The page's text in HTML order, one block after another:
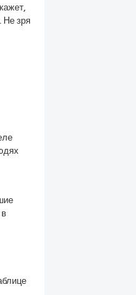
Не зря